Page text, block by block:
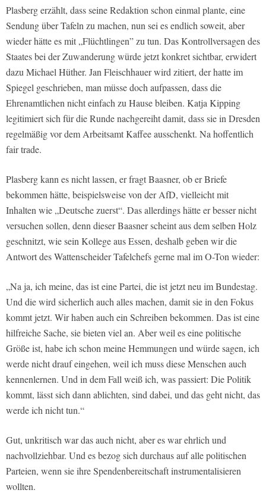
Plasberg erzählt, dass seine Redaktion schon einmal plante, eine
Sendung über Tafeln zu machen, nun sei es endlich soweit, aber
wieder hätte es mit „Flüchtlingen” zu tun. Das Kontrollversagen des
Staates bei der Zuwanderung würde jetzt konkret sichtbar, erwidert
dazu Michael Hüther. Jan Fleischhauer wird zitiert, der hatte im
Spiegel geschrieben, man müsse doch aufpassen, dass die
Ehrenamtlichen nicht einfach zu Hause bleiben. Katja Kipping
legitimiert sich für die Runde nachgereiht damit, dass sie in Dresden
regelmäßig vor dem Arbeitsamt Kaffee ausschenkt. Na hoffentlich
fair trade.
Plasberg kann es nicht lassen, er fragt Baasner, ob er Briefe
bekommen hätte, beispielsweise von der AfD, vielleicht mit
Inhalten wie „Deutsche zuerst“. Das allerdings hätte er besser nicht
versuchen sollen, denn dieser Baasner scheint aus dem selben Holz
geschnitzt, wie sein Kollege aus Essen, deshalb geben wir die
Antwort des Wattenscheider Tafelchefs gerne mal im O-Ton wieder:
„Na ja, ich meine, das ist eine Partei, die ist jetzt neu im Bundestag.
Und die wird sicherlich auch alles machen, damit sie in den Fokus
kommt jetzt. Wir haben auch ein Schreiben bekommen. Das ist eine
hilfreiche Sache, sie bieten viel an. Aber weil es eine politische
Größe ist, habe ich schon meine Hemmungen und würde sagen, ich
werde nicht drauf eingehen, weil ich muss diese Menschen auch
kennenlernen. Und in dem Fall weiß ich, was passiert: Die Politik
kommt, lässt sich dann ablichten, sind dabei, und das geht nicht, das
werde ich nicht tun.“
Gut, unkritisch war das auch nicht, aber es war ehrlich und
nachvollziehbar. Und es bezog sich durchaus auf alle politischen
Parteien, wenn sie ihre Spendenbereitschaft instrumentalisieren
wollten.